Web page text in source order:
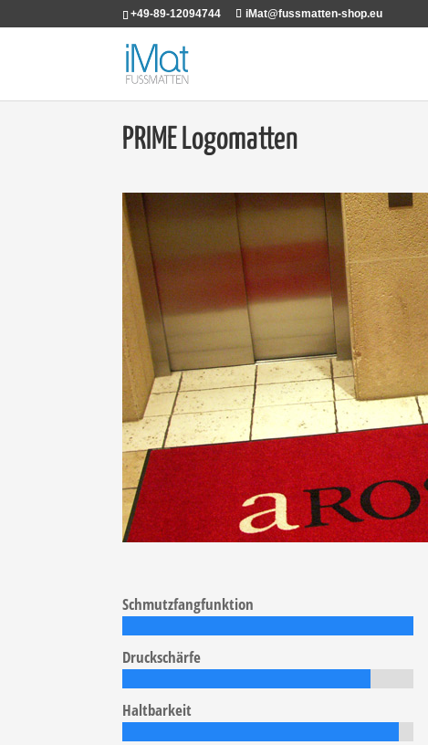
+49-89-12094744 iMat@fussmatten-shop.eu
PRIME Logomatten
Schmutzfangfunktion
Druckschärfe
Haltbarkeit